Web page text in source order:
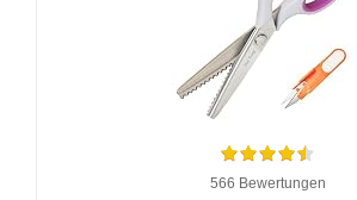
566 Bewertungen